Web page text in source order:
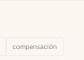
compensación